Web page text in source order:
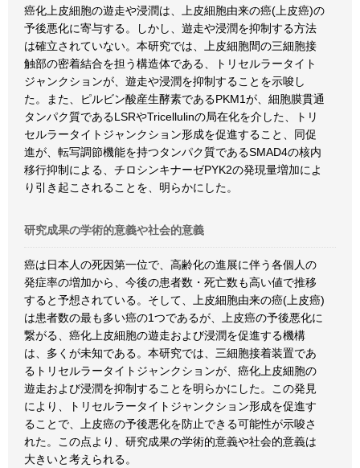
癌化上皮細胞の遊走や浸潤は、上皮細胞由来の癌(上皮癌)の
予後悪化に寄与する。しかし、遊走や浸潤を抑制する方法
は確立されていない。本研究では、上皮細胞間の三細胞接
触部の密着結合を担う構造体である、トリセルラータイト
ジャンクションが、遊走や浸潤を抑制することを示唆し
た。また、ピルビン酸産生酵素であるPKM1が、細胞膜貫通
タンパク質であるLSRやTricellulinの局在化を介した、トリ
セルラータイトジャンクション形成を促進すること、同促
進が、転写調節機能を持つタンパク質であるSMAD4の核内
移行抑制による、チロシンキナーゼPYK2の発現量増加によ
り引き起こされることを、明らかにした。
研究成果の学術的意義や社会的意義
癌は日本人の死因第一位で、高齢化の進展に伴う各個人の
発症率の増加から、今後の患者数・死亡数も高い値で推移
すると予想されている。そして、上皮細胞由来の癌(上皮癌)
は患者数の最も多い癌の1つであるが、上皮癌の予後悪化に
繋がる、癌化上皮細胞の遊走および浸潤を促進する機構
は、多くが未知である。本研究では、三細胞接着装置であ
るトリセルラータイトジャンクションが、癌化上皮細胞の
遊走および浸潤を抑制することを明らかにした。この発見
により、トリセルラータイトジャンクション形成を促進す
ることで、上皮癌の予後悪化を防止できる可能性が示唆さ
れた。この点より、研究成果の学術的意義や社会的意義は
大きいと考えられる。